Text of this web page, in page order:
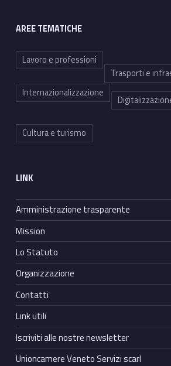
AREE TEMATICHE
Lavoro e professioni
Trasporti e
Internazionalizzazione
Cultura e turismo
LINK
Amministrazione trasparente
Mission
Lo Statuto
Organizzazione
Contatti
Link utili
Iscriviti alle nostre newsletter
Unioncamere Veneto Servizi scarl